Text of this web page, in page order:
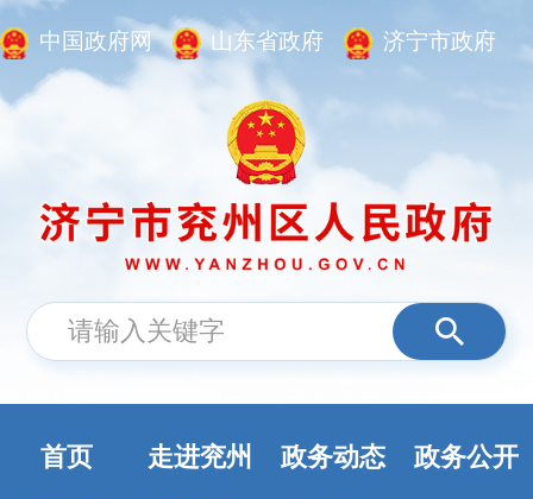
中国政府网 山东省政府 济宁市政府
首页 走进兖州 政务动态 政务公开